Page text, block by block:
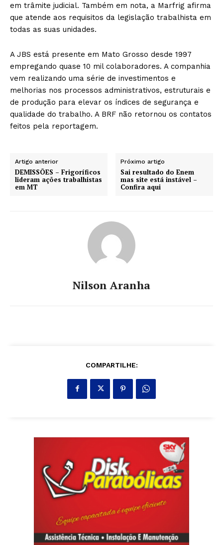
em trâmite judicial. Também em nota, a Marfrig afirma
que atende aos requisitos da legislação trabalhista em
todas as suas unidades.
A JBS está presente em Mato Grosso desde 1997
empregando quase 10 mil colaboradores. A companhia
vem realizando uma série de investimentos e
melhorias nos processos administrativos, estruturais e
de produção para elevar os índices de segurança e
qualidade do trabalho. A BRF não retornou os contatos
feitos pela reportagem.
Artigo anterior
DEMISSÕES – Frigoríficos
lideram ações trabalhistas
em MT
Próximo artigo
Sai resultado do Enem
mas site está instável –
Confira aqui
Nilson Aranha
COMPARTILHE: